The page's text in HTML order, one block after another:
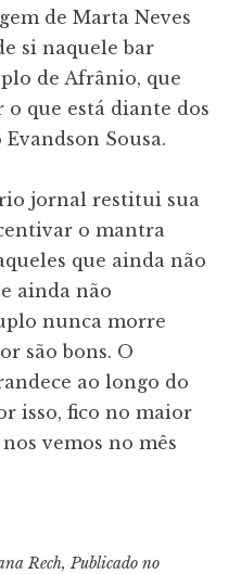
de Marta Neves
si naquele bar
de Afrânio, que
que está diante dos
Sousa.
jornal restitui sua
o mantra
que ainda não
ainda não
nunca morre
são bons. O
ao longo do
isso, fico no maior
vemos no mês
Rech, Publicado no